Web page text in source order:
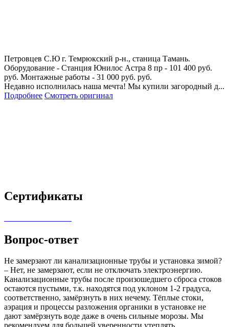
Петровцев С.Ю г. Темрюкский р-н., станица Тамань.
Оборудование - Станция Юнилос Астра 8 пр - 101 400 руб.
руб. Монтажные работы - 31 000 руб. руб.
Недавно исполнилась наша мечта! Мы купили загородный д...
Подробнее Смотреть оригинал
Сертификаты
Вопрос-ответ
Не замерзают ли канализационные трубы и установка зимой?
– Нет, не замерзают, если не отключать электроэнергию.
Канализационные трубы после произошедшего сброса стоков
остаются пустыми, т.к. находятся под уклоном 1-2 градуса,
соответственно, замёрзнуть в них нечему. Тёплые стоки,
аэрация и процессы разложения органики в установке не
дают замёрзнуть воде даже в очень сильные морозы. Мы